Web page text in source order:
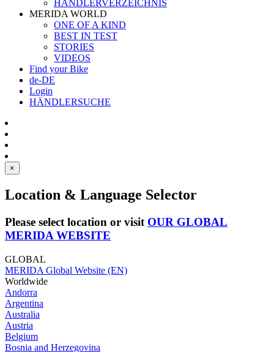
HÄNDLERVERZEICHNIS
MERIDA WORLD
ONE OF A KIND
BEST IN TEST
STORIES
VIDEOS
Find your Bike
de-DE
Login
HÄNDLERSUCHE
×
Location & Language Selector
Please select location or visit OUR GLOBAL
MERIDA WEBSITE
GLOBAL
MERIDA Global Website (EN)
Worldwide
Andorra
Argentina
Australia
Austria
Belgium
Bosnia and Herzegovina